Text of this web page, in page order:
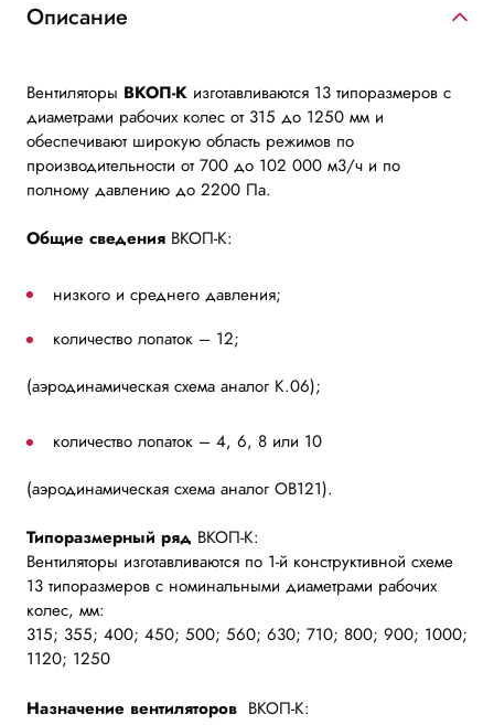
Описание
Вентиляторы ВКОП-К изготавливаются 13 типоразмеров с
диаметрами рабочих колес от 315 до 1250 мм и
обеспечивают широкую область режимов по
производительности от 700 до 102 000 м3/ч и по
полному давлению до 2200 Па.
Общие сведения ВКОП-К:
низкого и среднего давления;
количество лопаток – 12;
(аэродинамическая схема аналог К.06);
количество лопаток – 4, 6, 8 или 10
(аэродинамическая схема аналог ОВ121).
Типоразмерный ряд ВКОП-К:
Вентиляторы изготавливаются по 1-й конструктивной схеме
13 типоразмеров с номинальными диаметрами рабочих
колес, мм:
315; 355; 400; 450; 500; 560; 630; 710; 800; 900; 1000;
1120; 1250
Назначение вентиляторов ВКОП-К: